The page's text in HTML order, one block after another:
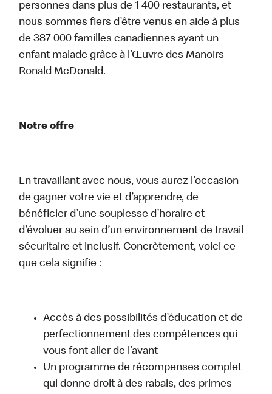
personnes dans plus de 1 400 restaurants, et
nous sommes fiers d’être venus en aide à plus
de 387 000 familles canadiennes ayant un
enfant malade grâce à l’Œuvre des Manoirs
Ronald McDonald.
Notre offre
En travaillant avec nous, vous aurez l’occasion
de gagner votre vie et d’apprendre, de
bénéficier d’une souplesse d’horaire et
d’évoluer au sein d’un environnement de travail
sécuritaire et inclusif. Concrètement, voici ce
que cela signifie :
Accès à des possibilités d’éducation et de
perfectionnement des compétences qui
vous font aller de l’avant
Un programme de récompenses complet
qui donne droit à des rabais, des primes